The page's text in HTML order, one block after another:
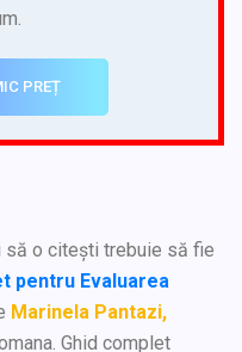
PREȚ
să o citești trebuie să fie
pentru Evaluarea
Marinela Pantazi,
Ghid complet